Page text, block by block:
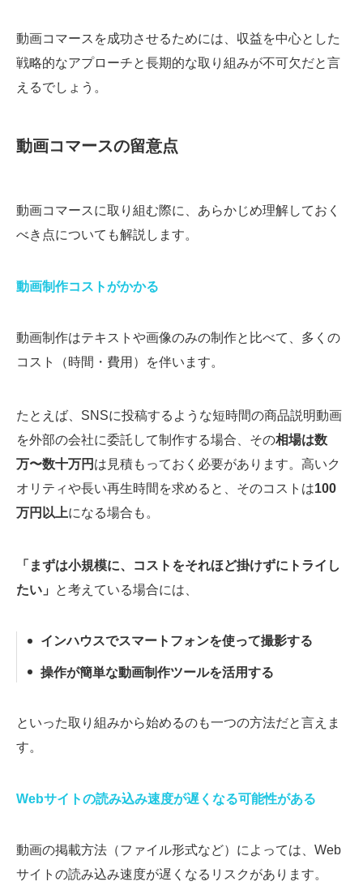
動画コマースを成功させるためには、収益を中心とした
戦略的なアプローチと長期的な取り組みが不可欠だと言
えるでしょう。
動画コマースの留意点
動画コマースに取り組む際に、あらかじめ理解しておく
べき点についても解説します。
動画制作コストがかかる
動画制作はテキストや画像のみの制作と比べて、多くの
コスト（時間・費用）を伴います。
たとえば、SNSに投稿するような短時間の商品説明動画
を外部の会社に委託して制作する場合、その相場は数
万〜数十万円 は見積もっておく必要があります。高いク
オリティや長い再生時間を求めると、そのコストは100
万円以上になる場合も。
「まずは小規模に、コストをそれほど掛けずにトライし
たい」
と考えている場合には、
インハウスでスマートフォンを使って撮影する
操作が簡単な動画制作ツールを活用する
といった取り組みから始めるのも一つの方法だと言えま
す。
Webサイトの読み込み速度が遅くなる可能性がある
動画の掲載方法（ファイル形式など）によっては、Web
サイトの読み込み速度が遅くなるリスクがあります。